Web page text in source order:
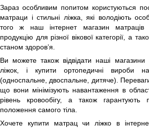
Зараз особливим попитом користуються
матраци і стильні ліжка, які володіють
того ж наш інтернет магазин матраців
продукцію для різної вікової категорії, а
станом здоров’я.
Ви можете також відвідати наші магазини
ліжок, і купити ортопедичні вироби
(односпальне, двоспальне, дитяче).
що вони мінімізують навантаження в
рівень кровообігу, а також гарантують
положення самого тіла.
Хочете купити матрац чи ліжко в